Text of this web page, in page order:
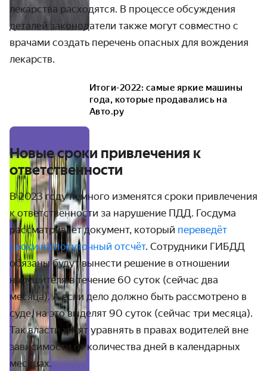
лекарства расходятся. В процессе обсуждения
деталей законодатели также могут совместно с
врачами создать перечень опасных для вождения
лекарств.
Итоги-2022: самые яркие машины
года, которые продавались на
Авто.ру
Новые сроки привлечения к
ответственности
В 2023 году немного изменятся сроки привлечения
к ответственности за нарушение ПДД. Госдума
рассматривает документ, который переведёт
сроки на посуточный отсчёт. Сотрудники ГИБДД
обязаны будут вынести решение в отношении
нарушителя в течение 60 суток (сейчас два
месяца). А если дело должно быть рассмотрено в
суде, на это выделят 90 суток (сейчас три месяца).
Так власти хотят уравнять в правах водителей вне
зависимости от количества дней в календарных
месяцах.